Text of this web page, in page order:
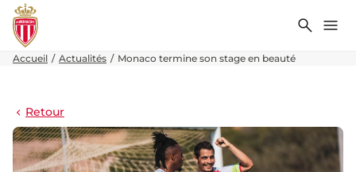
Accueil Actualités Monaco termine son stage en beauté
Retour